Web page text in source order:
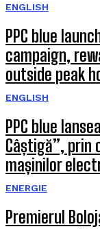
ENGLISH
PPC blue
campaign,
outside peak
ENGLISH
PPC blue
Câștigă”, prin
mașinilor
ENERGIE
Premierul